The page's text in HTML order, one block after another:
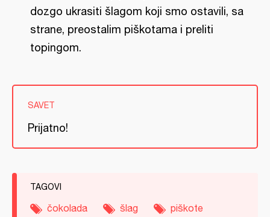
dozgo ukrasiti šlagom koji smo ostavili, sa
strane, preostalim piškotama i preliti
topingom.
SAVET
Prijatno!
TAGOVI
čokolada šlag
piškote